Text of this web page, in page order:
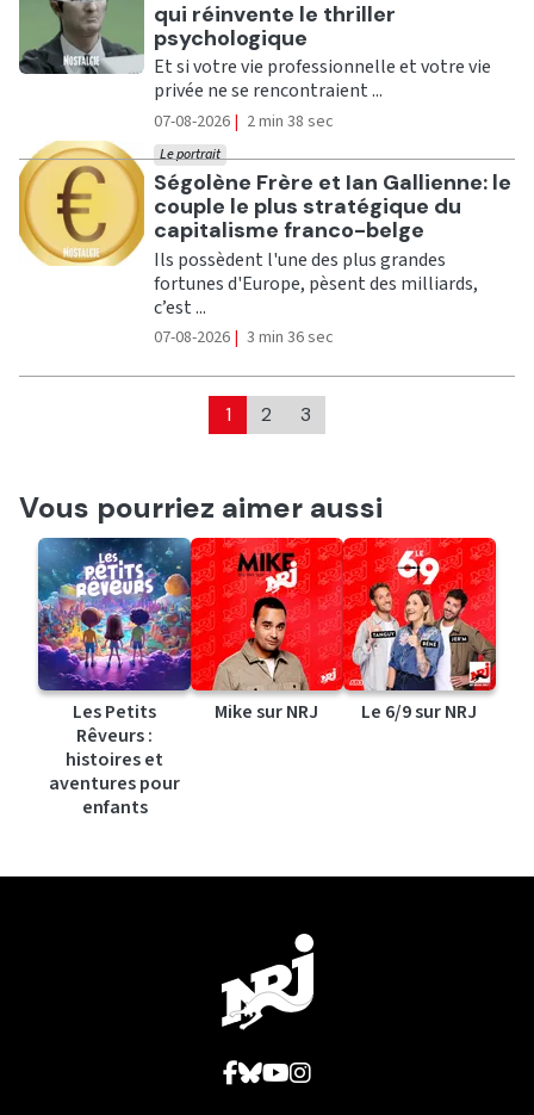
qui réinvente le thriller
psychologique
Et si votre vie professionnelle et votre vie
privée ne se rencontraient ...
07-08-2026 | 2 min 38 sec
Ecouter
Ségolène Frère et Ian Gallienne: le
couple le plus stratégique du
capitalisme franco-belge
Le portrait
Ils possèdent l'une des plus grandes
fortunes d'Europe, pèsent des milliards,
c’est ...
07-08-2026 | 3 min 36 sec
1 2 3
Vous pourriez aimer aussi
Les Petits
Rêveurs :
histoires et
aventures pour
enfants
Mike sur NRJ Le 6/9 sur NRJ